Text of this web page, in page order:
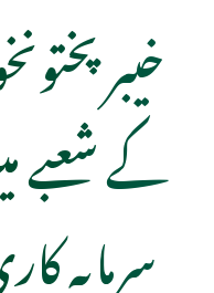
کے شعبے
سرمایہ